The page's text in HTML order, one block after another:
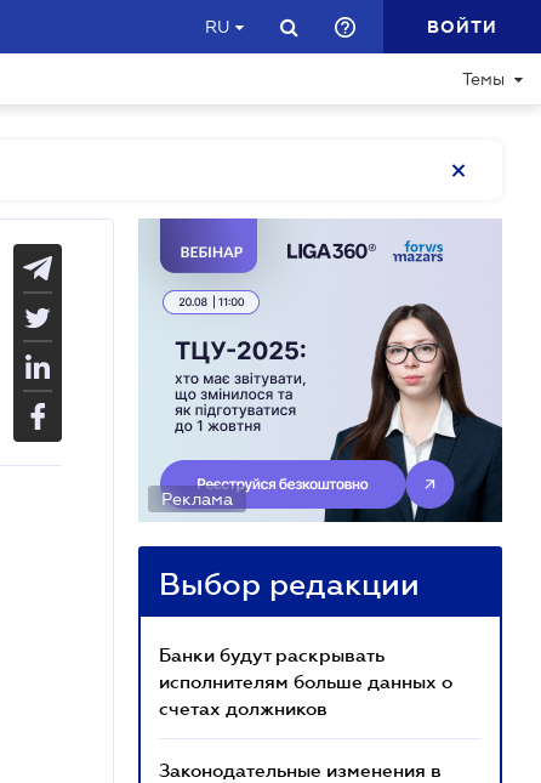
RU ВОЙТИ
Темы
Реклама
Выбор редакции
Банки будут раскрывать
исполнителям больше данных о
счетах должников
Законодательные изменения в